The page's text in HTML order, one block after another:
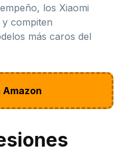
los Xiaomi
compiten
más caros del